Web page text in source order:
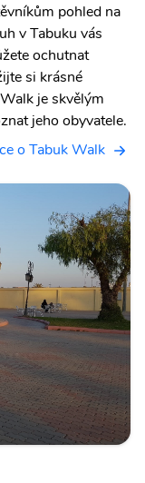
pohled na
v Tabuku vás
ochutnat
si krásné
je skvělým
jeho obyvatele.
o Tabuk Walk